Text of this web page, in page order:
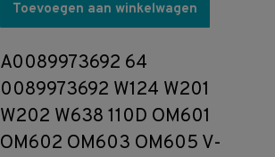
Toevoegen aan winkelwagen
A0089973692 64
0089973692 W124 W201
W202 W638 110D OM601
OM602 OM603 OM605 V-